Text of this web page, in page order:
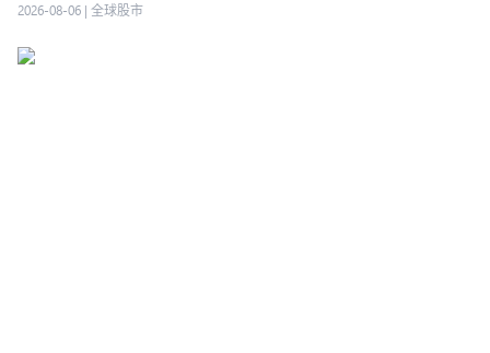
2026-08-06 | 全球股市